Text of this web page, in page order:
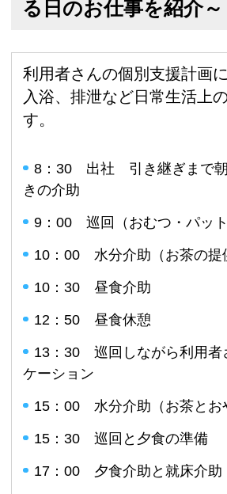
る日のお仕事を紹介～
利用者さんの個別支援計画
入浴、排泄など日常生活上
す。
8：30 出社 引き継ぎまで朝
きの介助
9：00 巡回（おむつ・パット
10：00 水分介助（お茶の提
10：30 昼食介助
12：50 昼食休憩
13：30 巡回しながら利用者
ケーション
15：00 水分介助（お茶とお
15：30 巡回と夕食の準備
17：00 夕食介助と就床介助